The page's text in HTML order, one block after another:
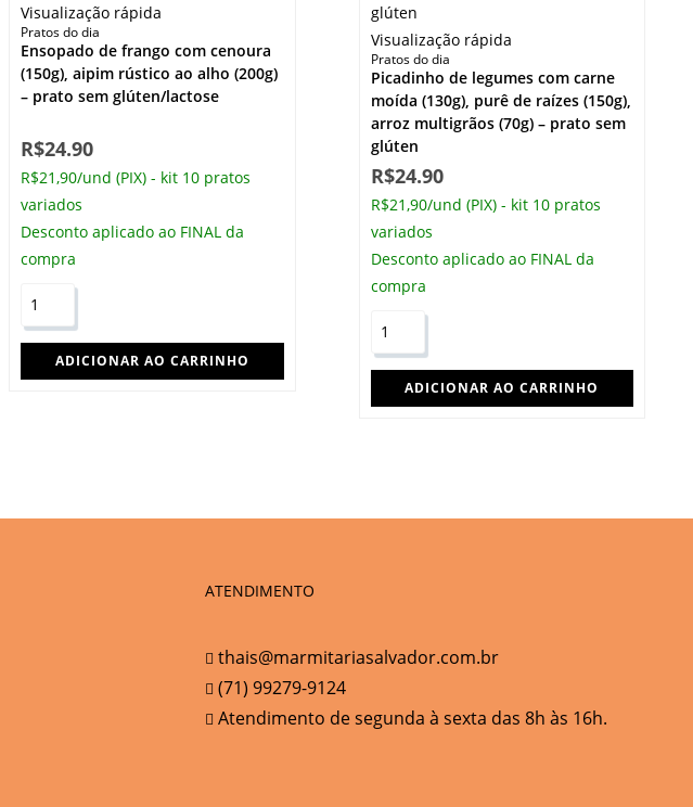
Visualização rápida
Pratos do dia
Ensopado de frango com cenoura
(150g), aipim rústico ao alho (200g)
– prato sem glúten/lactose
R$24.90
R$21,90/und (PIX) - kit 10 pratos
variados
Desconto aplicado ao FINAL da
compra
ADICIONAR AO CARRINHO
Visualização rápida
Pratos do dia
Picadinho de legumes com carne
moída (130g), purê de raízes (150g),
arroz multigrãos (70g) – prato sem
glúten
R$24.90
R$21,90/und (PIX) - kit 10 pratos
variados
Desconto aplicado ao FINAL da
compra
ADICIONAR AO CARRINHO
ATENDIMENTO
thais@marmitariasalvador.com.br
(71) 99279-9124
Atendimento de segunda à sexta das 8h às 16h.